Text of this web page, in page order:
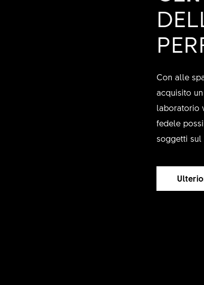
Con alle
acquisito
laboratorio
fedele
soggetti